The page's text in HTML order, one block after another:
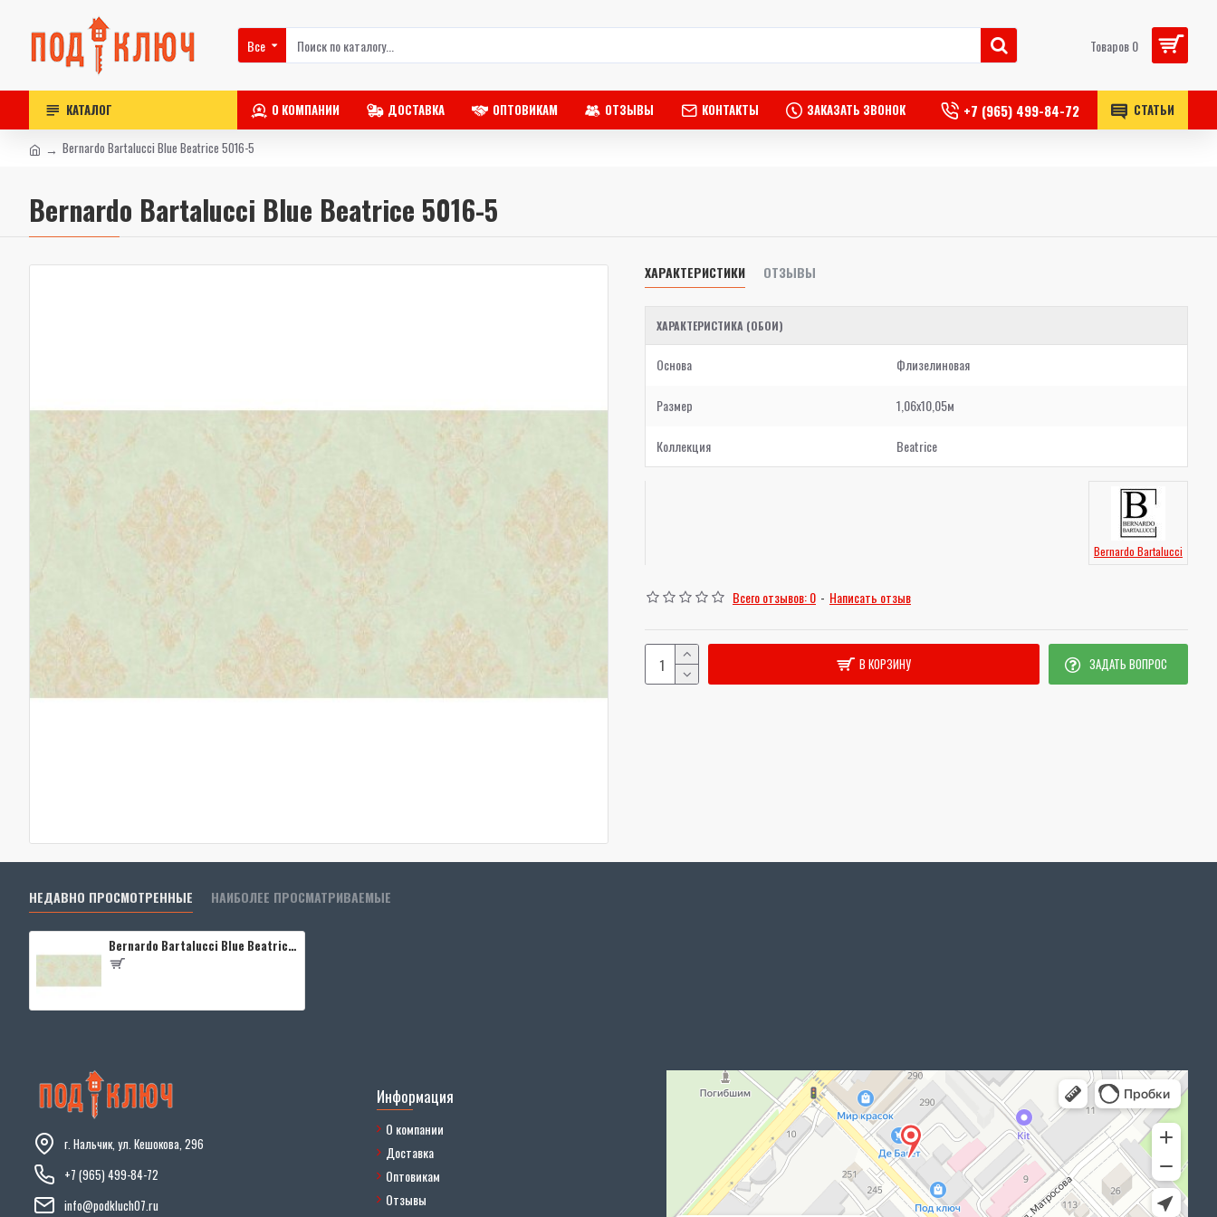
Все Товаров 0
КАТАЛОГ О КОМПАНИИ ДОСТАВКА ОПТОВИКАМ ОТЗЫВЫ КОНТАКТЫ ЗАКАЗАТЬ ЗВОНОК +7 (965) 499-84-72 СТАТЬИ
Bernardo Bartalucci Blue Beatrice 5016-5
Bernardo Bartalucci Blue Beatrice 5016-5
ХАРАКТЕРИСТИКИ ОТЗЫВЫ
ХАРАКТЕРИСТИКА (ОБОИ)
Основа Флизелиновая
Размер 1,06x10,05м
Коллекция Beatrice
Bernardo Bartalucci
Всего отзывов: 0 - Написать отзыв
В КОРЗИНУ ЗАДАТЬ ВОПРОС
НЕДАВНО ПРОСМОТРЕННЫЕ НАИБОЛЕЕ ПРОСМАТРИВАЕМЫЕ
Bernardo Bartalucci Blue Beatrice 5016-5
г. Нальчик, ул. Кешокова, 296
+7 (965) 499-84-72
info@podkluch07.ru
Информация
О компании
Доставка
Оптовикам
Отзывы